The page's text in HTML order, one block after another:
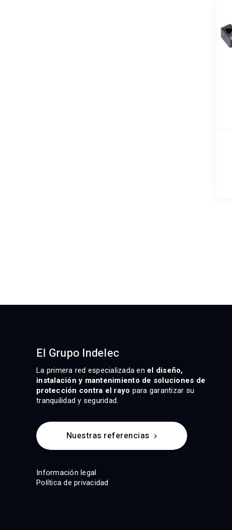
El Grupo Indelec
La primera red especializada en el diseño,
instalación y mantenimiento de soluciones de
protección contra el rayo para garantizar su
tranquilidad y seguridad.
Nuestras referencias
Información legal
Política de privacidad